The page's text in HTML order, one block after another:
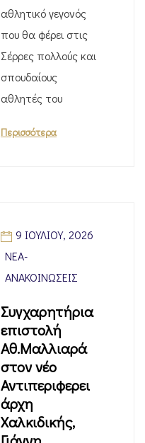
αθλητικό γεγονός
που θα φέρει στις
Σέρρες πολλούς και
σπουδαίους
αθλητές του
Περισσότερα
9 ΙΟΥΛΊΟΥ, 2026
ΝΈΑ-
ΑΝΑΚΟΙΝΏΣΕΙΣ
Συγχαρητήρια
επιστολή
Αθ.Μαλλιαρά
στον νέο
Αντιπεριφερει
άρχη
Χαλκιδικής,